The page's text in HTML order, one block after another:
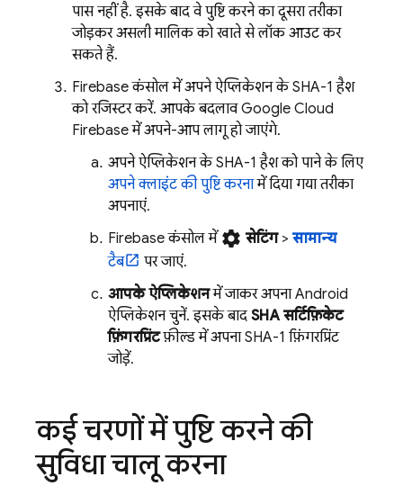
पास नहीं है. इसके बाद, वे पुष्टि करने का दूसरा तरीका
जोड़कर, असली मालिक को खाते से लॉक आउट कर
सकते हैं.
Firebase कंसोल में, अपने ऐप्लिकेशन के SHA-1 हैश
को रजिस्टर करें. आपके बदलाव,Google Cloud
Firebaseमें अपने-आप लागू हो जाएंगे.
अपने ऐप्लिकेशन के SHA-1 हैश को पाने के लिए,
अपने क्लाइंट की पुष्टि करनामें दिया गया तरीका
अपनाएं.
Firebaseकंसोल में, settings सेटिंग> सामान्य
टैब
पर जाएं.
आपके ऐप्लिकेशनमें जाकर, अपना Android
ऐप्लिकेशन चुनें. इसके बाद, SHA सर्टिफ़िकेट
फ़िंगरप्रिंटफ़ील्ड में अपना SHA-1 फ़िंगरप्रिंट
जोड़ें.
कई चरणों में पुष्टि करने की
सुविधा चालू करना